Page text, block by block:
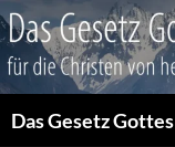
Das Gesetz Gottes